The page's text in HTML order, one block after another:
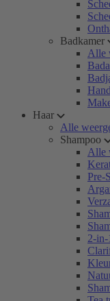
Badkamer
Alle
Haar
Alle
Shampoo
Alle
Pre-
2-